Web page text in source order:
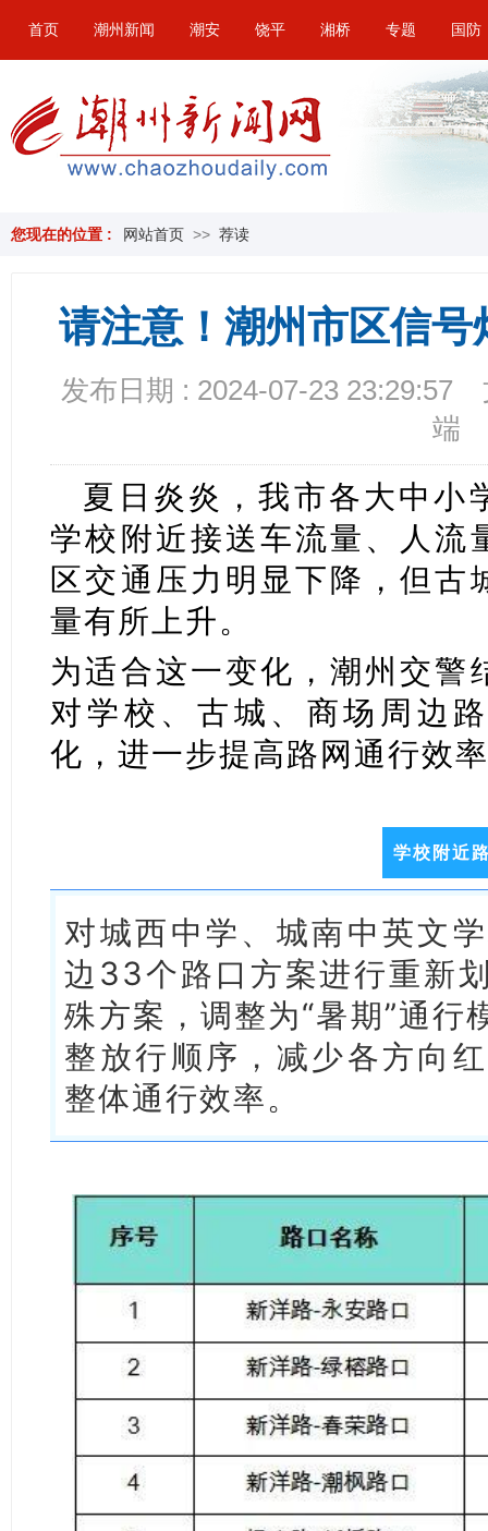
首页 潮州新闻 潮安 饶平 湘桥 专题 国防
您现在的位置 : 网站首页 >> 荐读
请注意！潮州市区信号
发布日期 : 2024-07-23 23:29:57
端
夏日炎炎，我市各大中小
学校附近接送车流量、人流
区交通压力明显下降，但古
量有所上升。
为适合这一变化，潮州交警
对学校、古城、商场周边
化，进一步提高路网通行效
学校附近
对城西中学、城南中英文
边33个路口方案进行重新
殊方案，调整为“暑期”通行
整放行顺序，减少各方向
整体通行效率。